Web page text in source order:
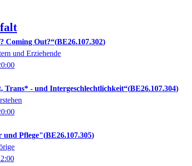
Coming Out?“ BE26.107.302
und Erziehende
Trans* - und Intergeschlechtlichkeit“ BE26.107.304
und Pflege" BE26.107.305